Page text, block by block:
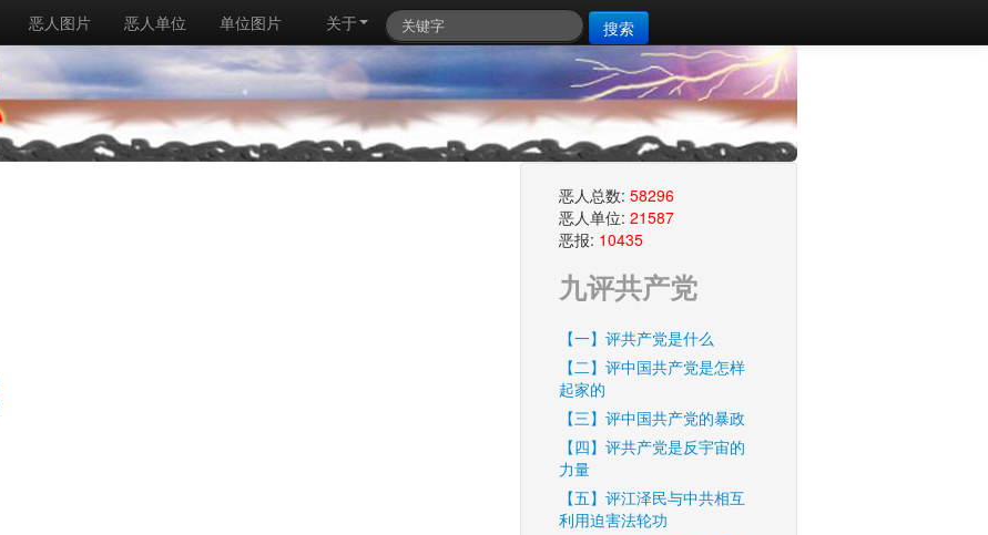
恶人图片 恶人单位 单位图片 搜索
关于
恶人总数: 58296
恶人单位: 21587
恶报: 10435
九评共产党
【一】评共产党是什么
【二】评中国共产党是怎样
起家的
【三】评中国共产党的暴政
【四】评共产党是反宇宙的
力量
【五】评江泽民与中共相互
利用迫害法轮功